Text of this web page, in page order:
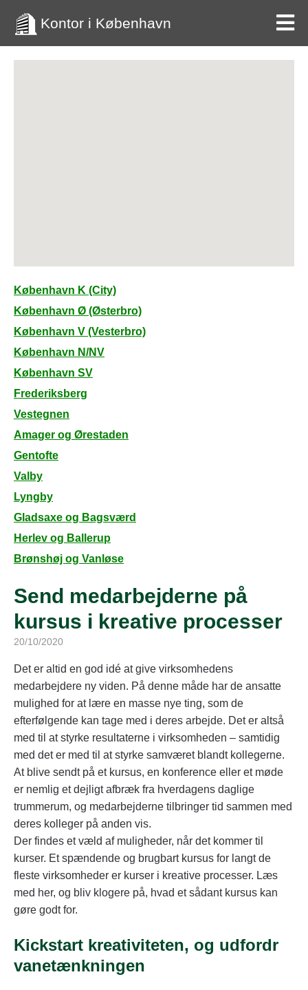
Kontor i København
København K (City)
København Ø (Østerbro)
København V (Vesterbro)
København N/NV
København SV
Frederiksberg
Vestegnen
Amager og Ørestaden
Gentofte
Valby
Lyngby
Gladsaxe og Bagsværd
Herlev og Ballerup
Brønshøj og Vanløse
Send medarbejderne på
kursus i kreative processer
20/10/2020
Det er altid en god idé at give virksomhedens
medarbejdere ny viden. På denne måde har de ansatte
mulighed for at lære en masse nye ting, som de
efterfølgende kan tage med i deres arbejde. Det er altså
med til at styrke resultaterne i virksomheden – samtidig
med det er med til at styrke samværet blandt kollegerne.
At blive sendt på et kursus, en konference eller et møde
er nemlig et dejligt afbræk fra hverdagens daglige
trummerum, og medarbejderne tilbringer tid sammen med
deres kolleger på anden vis.
Der findes et væld af muligheder, når det kommer til
kurser. Et spændende og brugbart kursus for langt de
fleste virksomheder er kurser i kreative processer. Læs
med her, og bliv klogere på, hvad et sådant kursus kan
gøre godt for.
Kickstart kreativiteten, og udfordr
vanetænkningen